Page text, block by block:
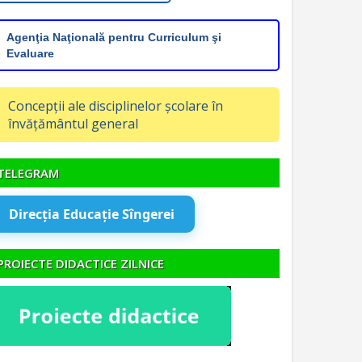
Agenţia Naţională pentru Curriculum şi
Evaluare
Concepții ale disciplinelor școlare în
învățământul general
Direcția Educație Sîngerei
DIDACTICE ZILNICE